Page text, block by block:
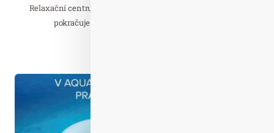
Relaxační centrum Wellness Horal ve Velkých Karlovicích
pokračuje v oblíbené tradici saunových nocí…